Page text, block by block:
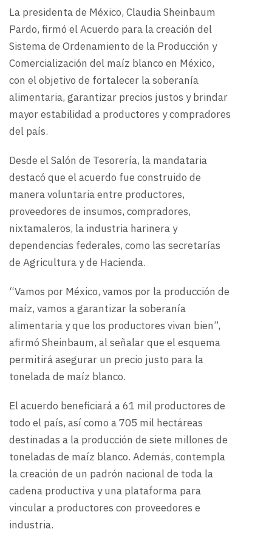
La presidenta de México, Claudia Sheinbaum
Pardo, firmó el Acuerdo para la creación del
Sistema de Ordenamiento de la Producción y
Comercialización del maíz blanco en México,
con el objetivo de fortalecer la soberanía
alimentaria, garantizar precios justos y brindar
mayor estabilidad a productores y compradores
del país.
Desde el Salón de Tesorería, la mandataria
destacó que el acuerdo fue construido de
manera voluntaria entre productores,
proveedores de insumos, compradores,
nixtamaleros, la industria harinera y
dependencias federales, como las secretarías
de Agricultura y de Hacienda.
“Vamos por México, vamos por la producción de
maíz, vamos a garantizar la soberanía
alimentaria y que los productores vivan bien”,
afirmó Sheinbaum, al señalar que el esquema
permitirá asegurar un precio justo para la
tonelada de maíz blanco.
El acuerdo beneficiará a 61 mil productores de
todo el país, así como a 705 mil hectáreas
destinadas a la producción de siete millones de
toneladas de maíz blanco. Además, contempla
la creación de un padrón nacional de toda la
cadena productiva y una plataforma para
vincular a productores con proveedores e
industria.